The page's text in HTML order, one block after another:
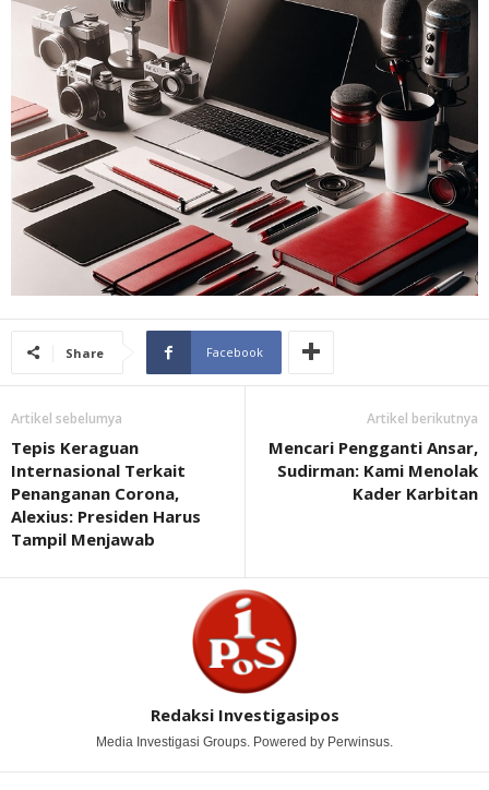
Share Facebook
Artikel sebelumya
Tepis Keraguan
Internasional Terkait
Penanganan Corona,
Alexius: Presiden Harus
Tampil Menjawab
Artikel berikutnya
Mencari Pengganti Ansar,
Sudirman: Kami Menolak
Kader Karbitan
Redaksi Investigasipos
Media Investigasi Groups. Powered by Perwinsus.